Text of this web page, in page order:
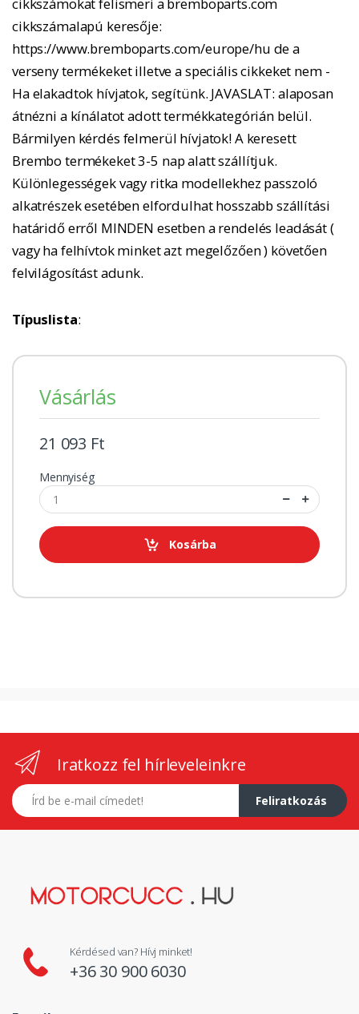
cikkszámokat felismeri a bremboparts.com
cikkszámalapú keresője:
https://www.bremboparts.com/europe/hu de a
verseny termékeket illetve a speciális cikkeket nem -
Ha elakadtok hívjatok, segítünk. JAVASLAT: alaposan
átnézni a kínálatot adott termékkategórián belül.
Bármilyen kérdés felmerül hívjatok! A keresett
Brembo termékeket 3-5 nap alatt szállítjuk.
Különlegességek vagy ritka modellekhez passzoló
alkatrészek esetében elfordulhat hosszabb szállítási
határidő erről MINDEN esetben a rendelés leadását (
vagy ha felhívtok minket azt megelőzően ) követően
felvilágosítást adunk.
Típuslista:
Vásárlás
21 093 Ft
Mennyiség
Kosárba
Iratkozz fel hírleveleinkre
E-mail címed
Feliratkozás
Kérdésed van? Hívj minket!
+36 30 900 6030